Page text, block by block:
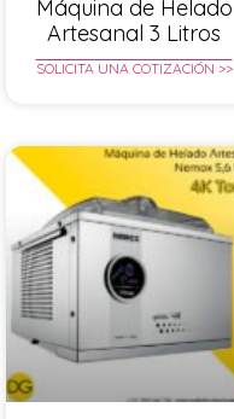
Máquina de Helado
Artesanal 3 Litros
SOLICITA UNA COTIZACIÓN >>